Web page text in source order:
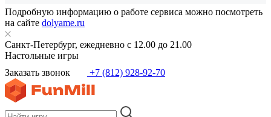
Подробную информацию о работе сервиса можно посмотреть
на сайте dolyame.ru
Санкт-Петербург, ежедневно с 12.00 до 21.00
Настольные игры
Заказать звонок
+7 (812) 928-92-70